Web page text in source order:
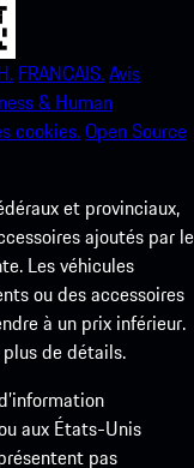
FRANCAIS.Avis
& Human
cookies.Open Source
et provinciaux,
ajoutés par le
Les véhicules
ou des accessoires
à un prix inférieur.
de détails.
aux États-Unis
pas